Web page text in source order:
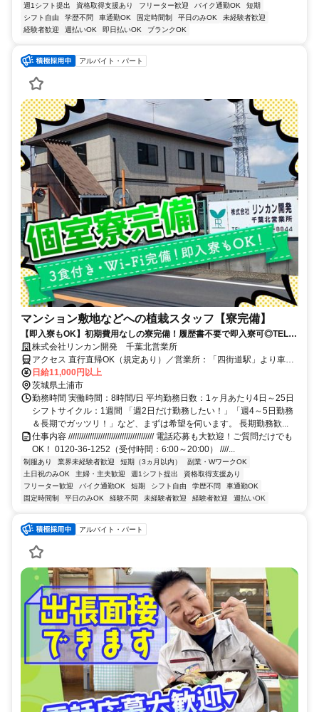
週1シフト提出
資格取得支援あり フリーター歓迎 バイク通勤OK
短期
シフト自由
学歴不問 車通勤OK 固定時間制 平日のみOK
未経験者歓迎
経験者歓迎
週払いOK 即日払いOK ブランクOK
アルバイト・パート
マンション敷地などへの植栽スタッフ【寮完備】
【即入寮もOK】初期費用なしの寮完備！履歴書不要で即入寮可◎TEL：
0120-36-1252
株式会社リンカン開発 千葉北営業所
アクセス 直行直帰OK（規定あり）／営業所：「四街道駅」より車で
10分
日給11,000円以上
茨城県土浦市
勤務時間 実働時間：8時間/日 平均勤務日数：1ヶ月あたり4日～25日
シフトサイクル：1週間 「週2日だけ勤務したい！」「週4～5日勤務
＆長期でガッツリ！」など、まずは希望を伺います。 長期勤務歓...
仕事内容 //////////////////////////////////////// 電話応募も大歓迎！ご質問だけでも
OK！ 0120-36-1252（受付時間：6:00～20:00） ////...
制服あり 業界未経験者歓迎 短期（3ヵ月以内）
副業・WワークOK
土日祝のみOK
主婦・主夫歓迎 週1シフト提出
資格取得支援あり
フリーター歓迎
バイク通勤OK 短期 シフト自由 学歴不問
車通勤OK
固定時間制
平日のみOK 経験不問 未経験者歓迎 経験者歓迎 週払いOK
アルバイト・パート